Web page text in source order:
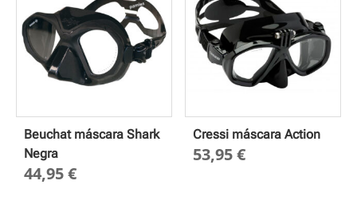
Beuchat máscara Shark
Negra
44,95€
Cressi máscara Action
53,95€